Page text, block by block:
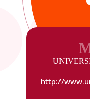
http://